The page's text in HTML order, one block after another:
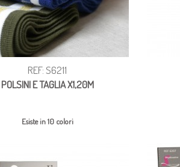
REF: S6211
POLSINI E TAGLIA X1,20M
Esiste in 10 colori